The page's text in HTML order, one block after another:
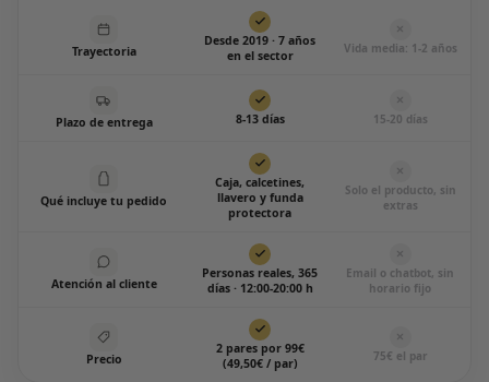
Trayectoria
Desde 2019 · 7 años
en el sector
Vida media: 1-2 años
Plazo de entrega 8-13 días 15-20 días
Qué incluye tu pedido
Caja, calcetines,
llavero y funda
protectora
Solo el producto, sin
extras
Atención al cliente
Personas reales, 365
días · 12:00-20:00 h
Email o chatbot, sin
horario fijo
Precio
2 pares por 99€
(49,50€ / par)
75€ el par